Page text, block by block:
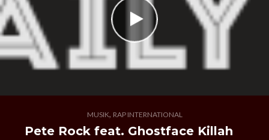
MUSIK, RAP INTERNATIONAL
Pete Rock feat. Ghostface Killah